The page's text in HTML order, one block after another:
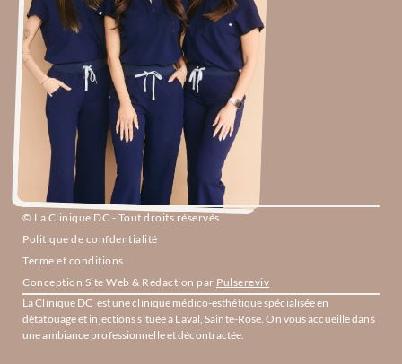
© La Clinique DC - Tout droits réservés
Politique de confdentialité
Terme et conditions
Conception Site Web & Rédaction par Pulsereviv
La Clinique DC  est une clinique médico-esthétique spécialisée en
détatouage et injections située à Laval, Sainte-Rose. On vous accueille dans
une ambiance professionnelle et décontractée.